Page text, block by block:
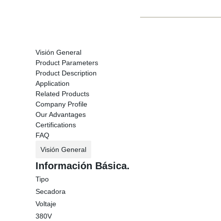
Visión General
Product Parameters
Product Description
Application
Related Products
Company Profile
Our Advantages
Certifications
FAQ
Visión General
Información Básica.
Tipo
Secadora
Voltaje
380V